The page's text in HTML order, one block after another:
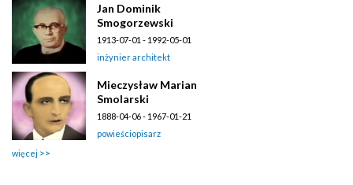
Jan Dominik
Smogorzewski
1913-07-01 - 1992-05-01
inżynier architekt
Mieczysław Marian
Smolarski
1888-04-06 - 1967-01-21
powieściopisarz
więcej